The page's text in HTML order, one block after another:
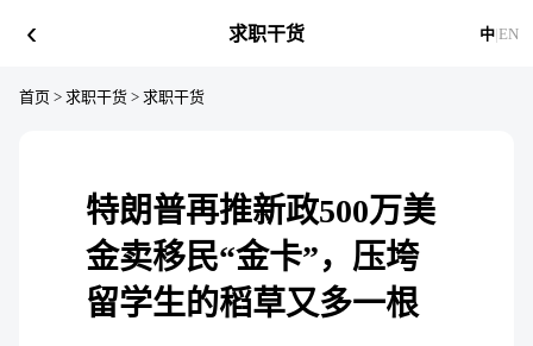
‹ 求职干货 中|EN
首页 > 求职干货 > 求职干货
特朗普再推新政500万美
金卖移民“金卡”，压垮
留学生的稻草又多一根